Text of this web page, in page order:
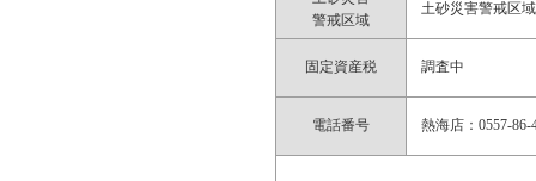
警戒区域
土砂災害警戒区
固定資産税 調査中
電話番号 熱海店：0557-86-